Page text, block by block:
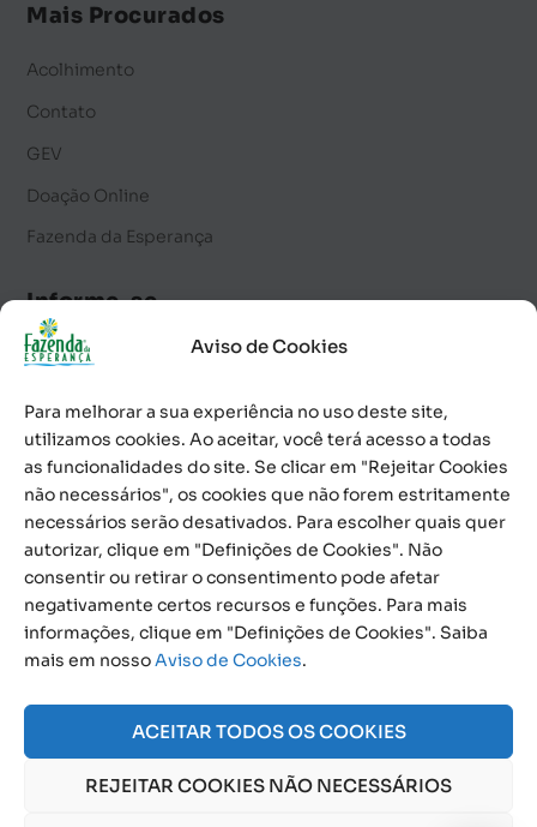
Aviso de Cookies
Para melhorar a sua experiência no uso deste site,
utilizamos cookies. Ao aceitar, você terá acesso a todas
as funcionalidades do site. Se clicar em "Rejeitar Cookies
não necessários", os cookies que não forem estritamente
necessários serão desativados. Para escolher quais quer
autorizar, clique em "Definições de Cookies". Não
consentir ou retirar o consentimento pode afetar
negativamente certos recursos e funções. Para mais
informações, clique em "Definições de Cookies". Saiba
mais em nossoAviso de Cookies.
ACEITAR TODOS OS COOKIES
REJEITAR COOKIES NÃO NECESSÁRIOS
Mais Procurados
Acolhimento
Contato
GEV
Doação Online
Fazenda da Esperança
Informe-se
Notícias
Calendário de Eventos
Informativo
Contato
0800 591 1100
Social